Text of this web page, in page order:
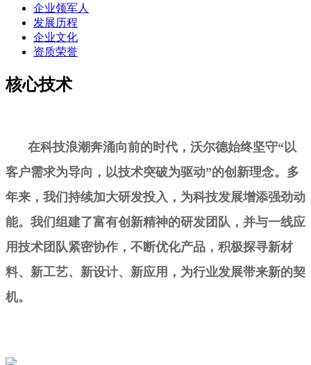
企业领军人
发展历程
企业文化
资质荣誉
核心技术
在科技浪潮奔涌向前的时代，沃尔德始终坚守“以
客户需求为导向，以技术突破为驱动”的创新理念。多
年来，我们持续加大研发投入，为科技发展增添强劲动
能。我们组建了富有创新精神的研发团队，并与一线应
用技术团队紧密协作，不断优化产品，积极探寻新材
料、新工艺、新设计、新应用，为行业发展带来新的契
机。